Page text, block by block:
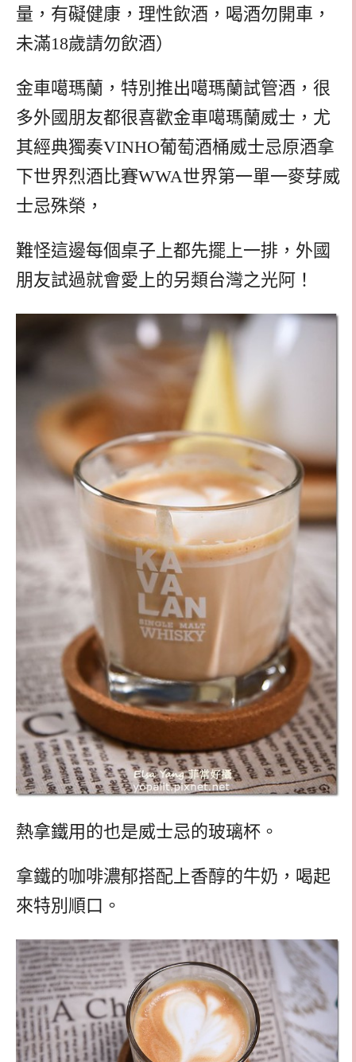
量，有礙健康，理性飲酒，喝酒勿開車，
未滿18歲請勿飲酒）
金車噶瑪蘭，特別推出噶瑪蘭試管酒，很
多外國朋友都很喜歡金車噶瑪蘭威士，尤
其經典獨奏VINHO葡萄酒桶威士忌原酒拿
下世界烈酒比賽WWA世界第一單一麥芽威
士忌殊榮，
難怪這邊每個桌子上都先擺上一排，外國
朋友試過就會愛上的另類台灣之光阿！
熱拿鐵用的也是威士忌的玻璃杯。
拿鐵的咖啡濃郁搭配上香醇的牛奶，喝起
來特別順口。